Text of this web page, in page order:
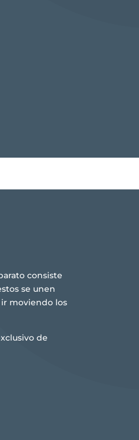
consiste
se unen
moviendo los
de